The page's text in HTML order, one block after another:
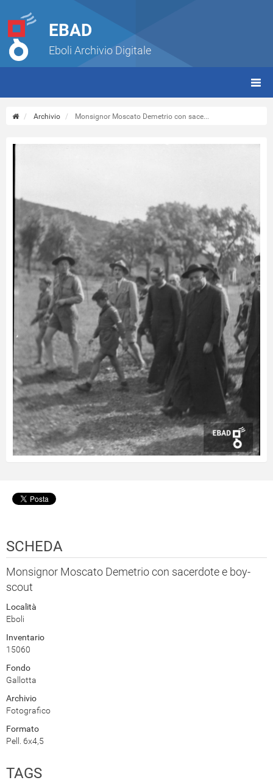
EBAD
Eboli Archivio Digitale
Archivio Monsignor Moscato Demetrio con sace...
SCHEDA
Monsignor Moscato Demetrio con sacerdote e boy-
scout
Località
Eboli
Inventario
15060
Fondo
Gallotta
Archivio
Fotografico
Formato
Pell. 6x4,5
TAGS